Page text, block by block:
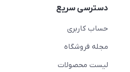
دسترسی سریع
حساب کاربری
مجله فروشگاه
لیست محصولات